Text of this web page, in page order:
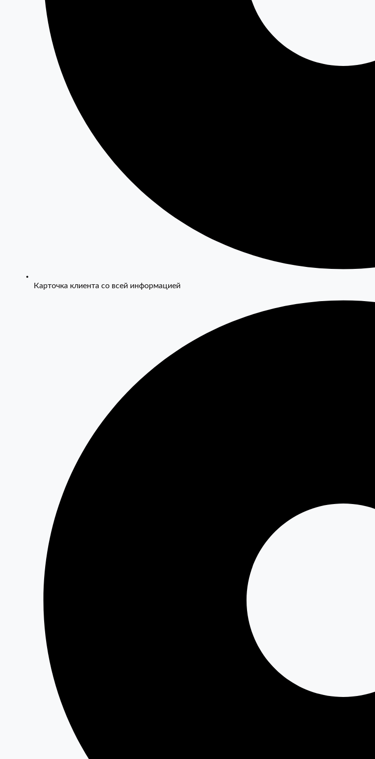
Карточка клиента со всей информацией